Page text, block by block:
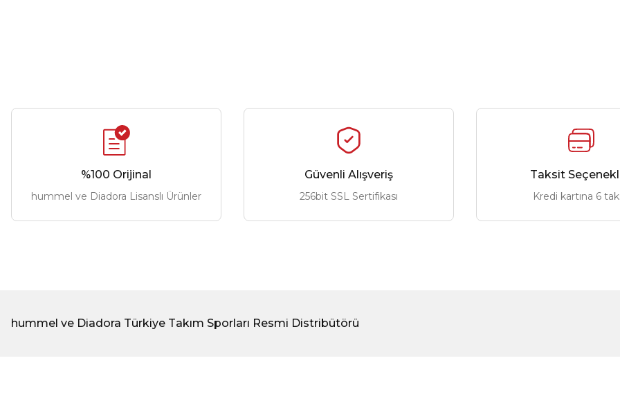
%100 Orijinal
hummel ve Diadora Lisanslı Ürünler
Güvenli Alışveriş
256bit SSL Sertifikası
Taksit
Kredi kartına 6
hummel ve Diadora Türkiye Takım Sporları Resmi Distribütörü